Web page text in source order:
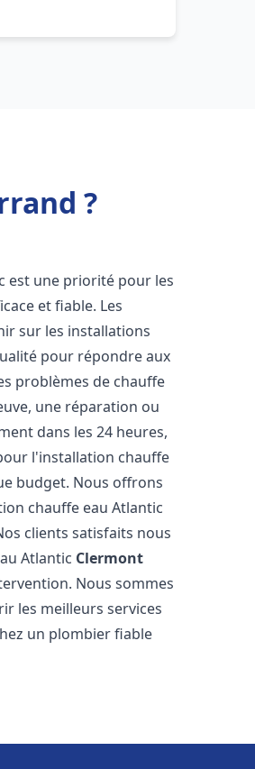
?
est une priorité pour les
et fiable. Les
sur les installations
pour répondre aux
problèmes de chauffe
une réparation ou
dans les 24 heures,
l'installation chauffe
budget. Nous offrons
chauffe eau Atlantic
clients satisfaits nous
Atlantic Clermont
Nous sommes
les meilleurs services
un plombier fiable